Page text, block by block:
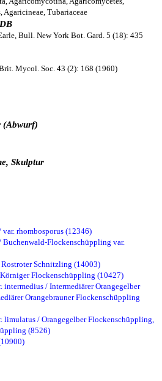
Agaricineae, Tubariaceae
Bull. New York Bot. Gard. 5 (18): 435
Mycol. Soc. 43 (2): 168 (1960)
(Abwurf)
Skulptur
rhombosporus (12346)
Buchenwald-Flockenschüppling var.
Schnitzling (14003)
Flockenschüppling (10427)
intermedius / Intermediärer Orangegelber
Orangebrauner Flockenschüppling
limulatus / Orangegelber Flockenschüppling,
(8526)